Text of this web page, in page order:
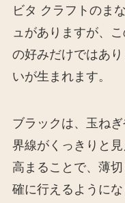
ビタ クラフトのま
ュがありますが、
の好みだけではあ
いが生まれます。
ブラックは、玉ね
界線がくっきりと
高まることで、薄
確に行えるように